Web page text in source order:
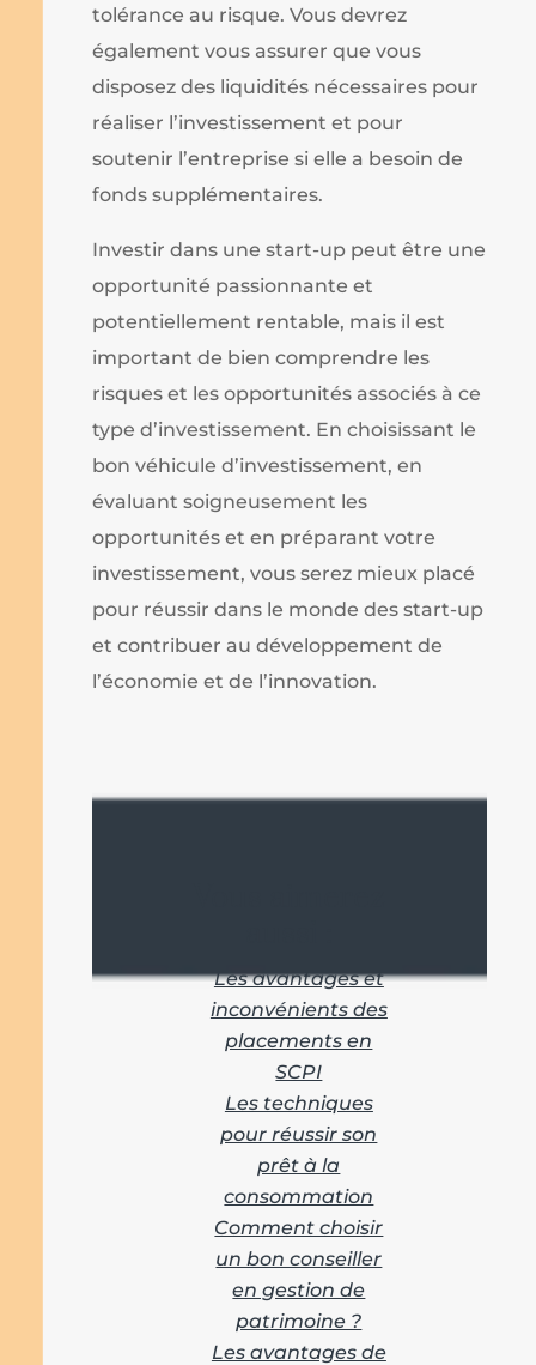
tolérance au risque. Vous devrez
également vous assurer que vous
disposez des liquidités nécessaires pour
réaliser l’investissement et pour
soutenir l’entreprise si elle a besoin de
fonds supplémentaires.
Investir dans une start-up peut être une
opportunité passionnante et
potentiellement rentable, mais il est
important de bien comprendre les
risques et les opportunités associés à ce
type d’investissement. En choisissant le
bon véhicule d’investissement, en
évaluant soigneusement les
opportunités et en préparant votre
investissement, vous serez mieux placé
pour réussir dans le monde des start-up
et contribuer au développement de
l’économie et de l’innovation.
Les avantages et
inconvénients des
placements en
SCPI
Les techniques
pour réussir son
prêt à la
consommation
Comment choisir
un bon conseiller
en gestion de
patrimoine ?
Les avantages de